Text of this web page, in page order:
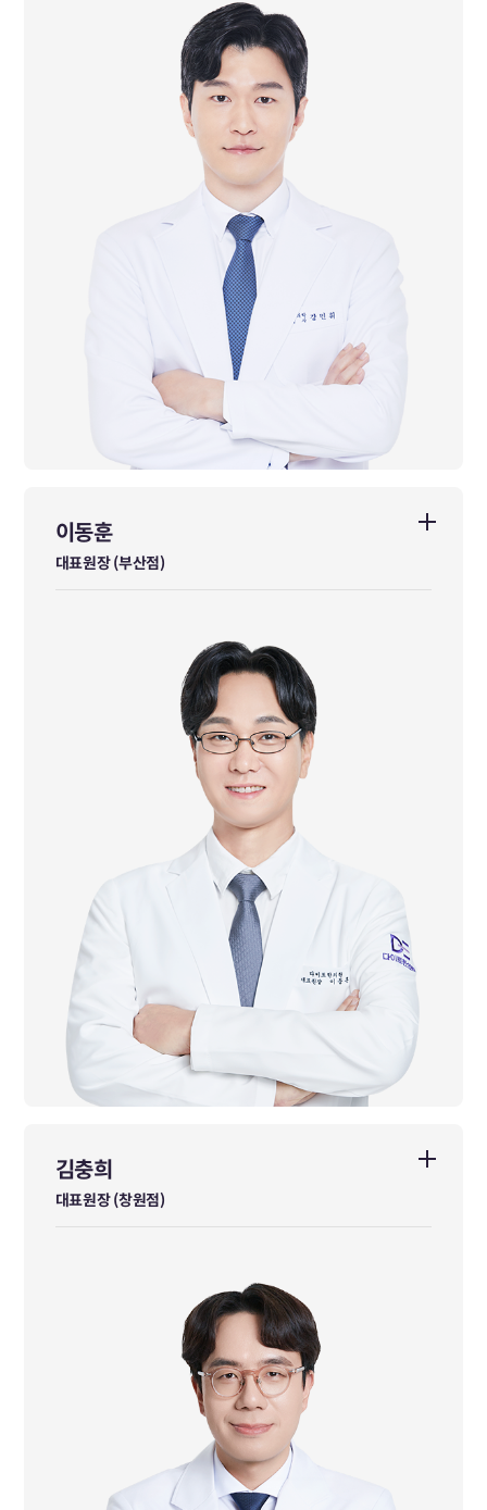
동국대학교대학원 한의학박사
동국대학교 한의과대학 졸업
前 다이트한의원 본점 수석원장
이동훈
대표원장 (부산점)
이동훈
대표원장 (부산점)
서울과학고등학교 졸업
서울대학교 전기공학부 졸업
경희대학교 한의학과 졸업
前 경희배흘림한의원 대표원장
前 서울경희밸런스 한의원 대표원장
前 다이트한의원 본점 수석원장
김충희
대표원장 (창원점)
김충희
대표원장 (창원점)
동국대학교 한의학과 졸업
前 강진군 보건소 진료팀장
前 강진군 한방건강증진사업 팀장
前 김재우한의원 진료원장
前 사암으뜸한의원 대표원장